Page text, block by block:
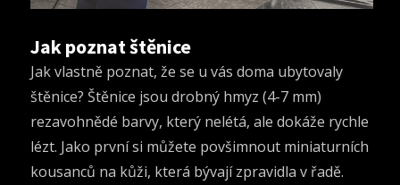
Jak poznat štěnice
Jak vlastně poznat, že se u vás doma ubytovaly
štěnice? Štěnice jsou drobný hmyz (4-7 mm)
rezavohnědé barvy, který nelétá, ale dokáže rychle
lézt. Jako první si můžete povšimnout miniaturních
kousanců na kůži, která bývají zpravidla v řadě.